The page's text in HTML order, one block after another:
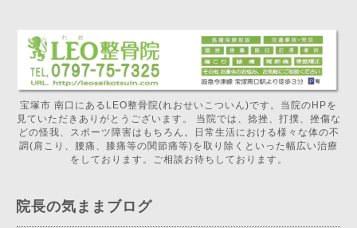
宝塚市 南口にあるLEO整骨院(れおせいこついん)です。当院のHPを
見ていただきありがとうございます。 当院では、捻挫、打撲、挫傷な
どの怪我、スポーツ障害はもちろん。日常生活における様々な体の不
調(肩こり、腰痛、膝痛等の関節痛等)を取り除くといった幅広い治療
をしております。ご相談お待ちしております。
院長の気ままブログ